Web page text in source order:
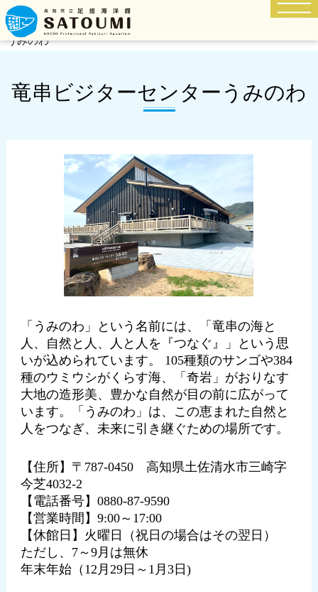
TOP>Activity -周辺の楽しみ方-
うみのわ
竜串ビジターセンターうみのわ
「うみのわ」という名前には、「竜串の海と
人、自然と人、人と人を『つなぐ』」という思
いが込められています。 105種類のサンゴや384
種のウミウシがくらす海、「奇岩」がおりなす
大地の造形美、豊かな自然が目の前に広がって
います。「うみのわ」は、この恵まれた自然と
人をつなぎ、未来に引き継ぐための場所です。
【住所】〒787-0450 高知県土佐清水市三崎字
今芝4032-2
【電話番号】0880-87-9590
【営業時間】9:00～17:00
【休館日】火曜日（祝日の場合はその翌日）
ただし、7～9月は無休
年末年始（12月29日～1月3日)